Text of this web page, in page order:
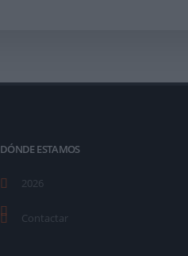
DÓNDE ESTAMOS
2026
Contactar